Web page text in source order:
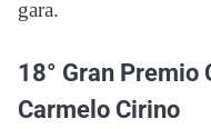
gara.
18° Gran Premio
Carmelo Cirino